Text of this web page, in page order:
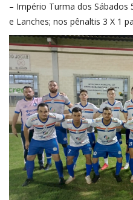
– Império Turma dos Sábados
e Lanches; nos pênaltis 3 X 1